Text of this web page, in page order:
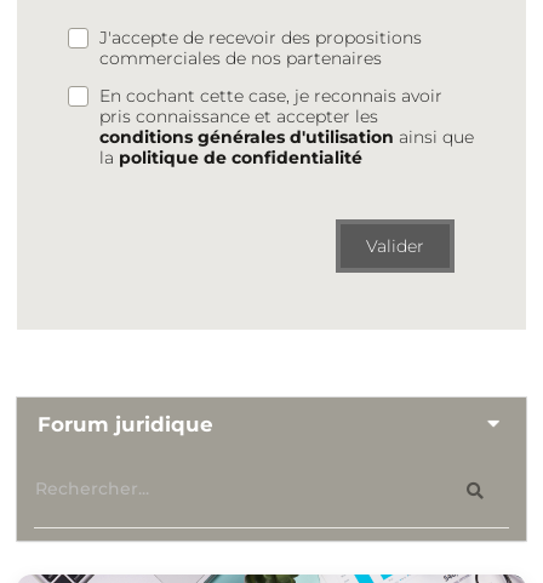
J'accepte de recevoir des propositions
commerciales de nos partenaires
En cochant cette case, je reconnais avoir
pris connaissance et accepter les
conditions générales d'utilisation ainsi que
la politique de confidentialité
Valider
Forum juridique